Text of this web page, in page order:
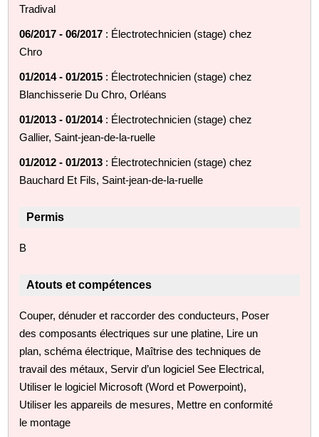
Tradival
06/2017 - 06/2017 : Électrotechnicien (stage) chez
Chro
01/2014 - 01/2015 : Électrotechnicien (stage) chez
Blanchisserie Du Chro, Orléans
01/2013 - 01/2014: Électrotechnicien (stage) chez
Gallier, Saint-jean-de-la-ruelle
01/2012 - 01/2013 : Électrotechnicien (stage) chez
Bauchard Et Fils, Saint-jean-de-la-ruelle
Permis
B
Atouts et compétences
Couper, dénuder et raccorder des conducteurs, Poser
des composants électriques sur une platine, Lire un
plan, schéma électrique, Maîtrise des techniques de
travail des métaux, Servir d’un logiciel See Electrical,
Utiliser le logiciel Microsoft (Word et Powerpoint),
Utiliser les appareils de mesures, Mettre en conformité
le montage